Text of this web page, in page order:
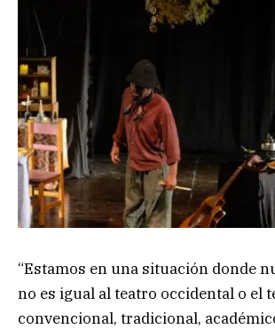
“Estamos en una situación donde
no es igual al teatro occidental o el
convencional, tradicional,